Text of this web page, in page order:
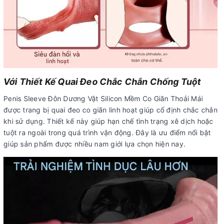
Với Thiết Kế Quai Đeo Chắc Chắn Chống Tuột
Penis Sleeve Đôn Dương Vật Silicon Mềm Co Giãn Thoải Mái
được trang bị quai đeo co giãn linh hoạt giúp cố định chắc chắn
khi sử dụng. Thiết kế này giúp hạn chế tình trạng xê dịch hoặc
tuột ra ngoài trong quá trình vận động. Đây là ưu điểm nổi bật
giúp sản phẩm được nhiều nam giới lựa chọn hiện nay.